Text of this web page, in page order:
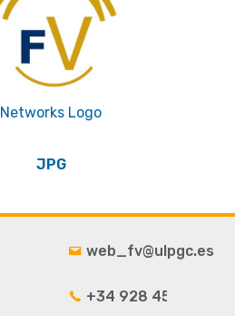
Networks Logo
JPG
web_fv@ulpgc.es
+34 928 4543 33